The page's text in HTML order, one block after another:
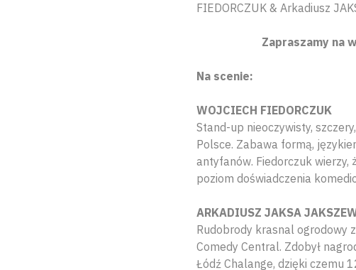
FIEDORCZUK & Arkadiusz
Zapraszamy na
Na scenie:
WOJCIECH FIEDORCZUK
Stand-up nieoczywisty,
Polsce. Zabawa formą,
antyfanów. Fiedorczuk
poziom doświadczenia
ARKADIUSZ JAKSA
Rudobrody krasnal ogrodowy
Comedy Central. Zdobył
Łódź Chalange, dzięki czemu